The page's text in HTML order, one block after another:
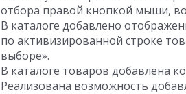
отбора правой кнопкой мыши,
В каталоге добавлено
по активизированной строке
выборе».
В каталоге товаров добавлена
Реализована возможность